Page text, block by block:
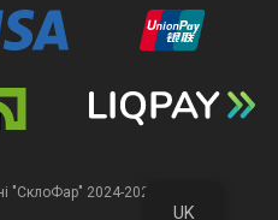
UK
"СклоФар" 2024-2026